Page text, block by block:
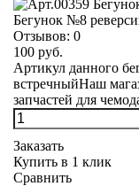
Бегунок №8
Отзывов: 0
100 руб.
Артикул данного
встречныйНаш
запчастей для
Заказать
Купить в 1 клик
Сравнить